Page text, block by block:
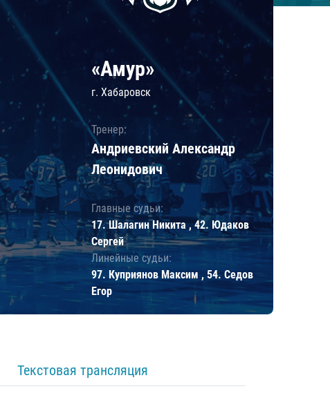
«Амур»
г. Хабаровск
Тренер:
Андриевский Александр
Леонидович
Главные судьи:
17. Шалагин Никита , 42. Юдаков
Сергей
Линейные судьи:
97. Куприянов Максим , 54. Седов
Егор
Текстовая трансляция